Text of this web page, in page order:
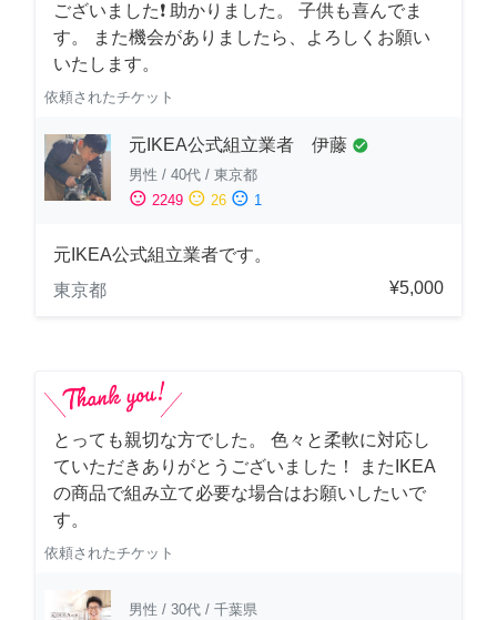
ございました❗️ 助かりました。 子供も喜んでま
す。 また機会がありましたら、よろしくお願い
いたします。
依頼されたチケット
元IKEA公式組立業者 伊藤 check_circle
男性 / 40代 / 東京都
sentiment_satisfied 2249 sentiment_neutral 26 sentiment_dissatisfied 1
元IKEA公式組立業者です。
東京都
¥5,000
とっても親切な方でした。 色々と柔軟に対応し
ていただきありがとうございました！ またIKEA
の商品で組み立て必要な場合はお願いしたいで
す。
依頼されたチケット
男性 / 30代 / 千葉県